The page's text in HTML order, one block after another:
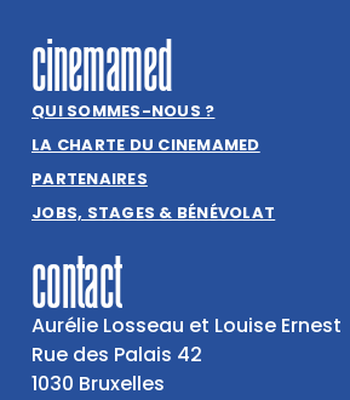
cinemamed
QUI SOMMES-NOUS ?
LA CHARTE DU CINEMAMED
PARTENAIRES
JOBS, STAGES & BÉNÉVOLAT
contact
Aurélie Losseau et Louise Ernest
Rue des Palais 42
1030 Bruxelles